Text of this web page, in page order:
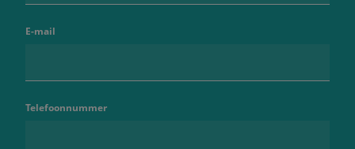
E-mail
Telefoonnummer